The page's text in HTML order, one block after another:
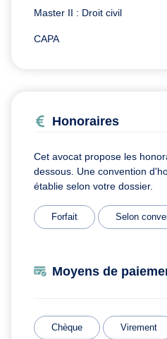
Master II : Droit civil
CAPA
Honoraires
Cet avocat propose les
dessous. Une convention
établie selon votre dossier.
Forfait Selon
Moyens de
Chèque Virement